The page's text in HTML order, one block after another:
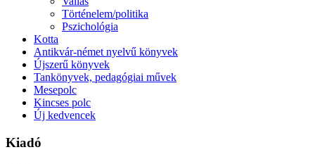
Történelem/politika
Pszichológia
Kotta
Antikvár-német nyelvű könyvek
Újszerű könyvek
Tankönyvek, pedagógiai művek
Mesepolc
Kincses polc
Új kedvencek
Kiadó